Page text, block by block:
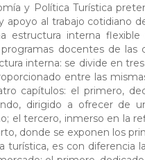
y Política Turística
apoyo al trabajo cotidiano
estructura interna
docentes de las
interna: se divide en
entre las
capítulos: el primero,
dirigido a ofrecer de
el tercero, inmerso en la
donde se exponen los
turística, es con diferencia